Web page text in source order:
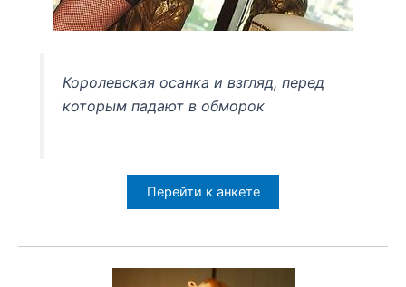
Королевская осанка и взгляд, перед
которым падают в обморок
Перейти к анкете